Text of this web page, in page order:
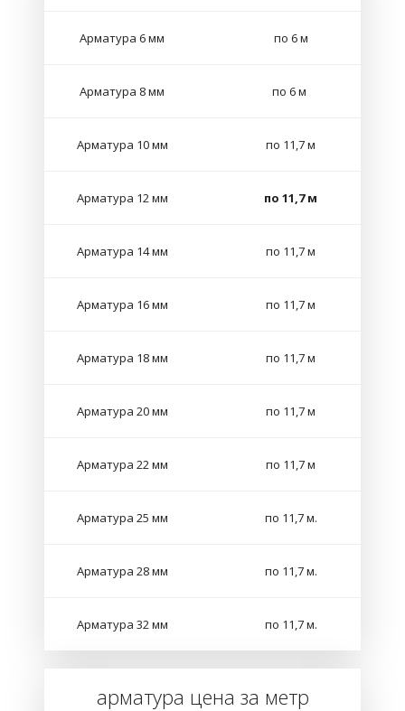
Арматура 6 мм по 6 м
Арматура 8 мм по 6 м
Арматура 10 мм по 11,7 м
Арматура 12 мм по 11,7 м
Арматура 14 мм по 11,7 м
Арматура 16 мм по 11,7 м
Арматура 18 мм по 11,7 м
Арматура 20 мм по 11,7 м
Арматура 22 мм по 11,7 м
Арматура 25 мм по 11,7 м.
Арматура 28 мм по 11,7 м.
Арматура 32 мм по 11,7 м.
арматура цена за метр